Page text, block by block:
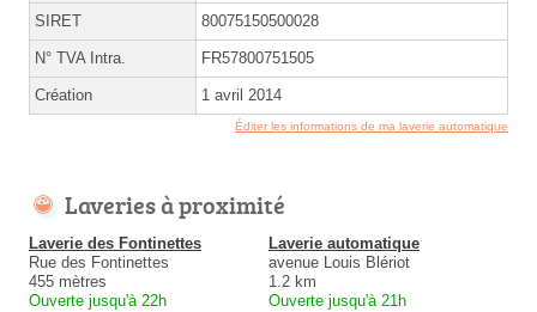
SIRET 80075150500028
N° TVA Intra. FR57800751505
Création 1 avril 2014
Éditer les informations de ma laverie automatique
Laveries à proximité
Laverie des Fontinettes
Rue des Fontinettes
455 mètres
Ouverte jusqu'à 22h
Laverie automatique
avenue Louis Blériot
1.2 km
Ouverte jusqu'à 21h